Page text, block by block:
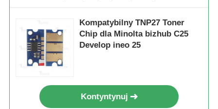
Chip tonera Brother
Ricoh Toner Chip
Kompatybilny TNP27 Toner
Chip dla Minolta bizhub C25
Develop ineo 25
Kontyntynuj